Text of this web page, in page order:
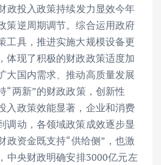
政投入政策持续发力显效今年
策逆周期调节。综合运用政府
工具，推进实施大规模设备更
体现了积极的财政政策适度加
大国内需求、推动高质量发展
“两新”的财政政策，创新性
入政策效能显著，企业和消费
调动，各领域政策成效逐步显
政资金既支持“供给侧”，也激
中央财政明确安排3000亿元左